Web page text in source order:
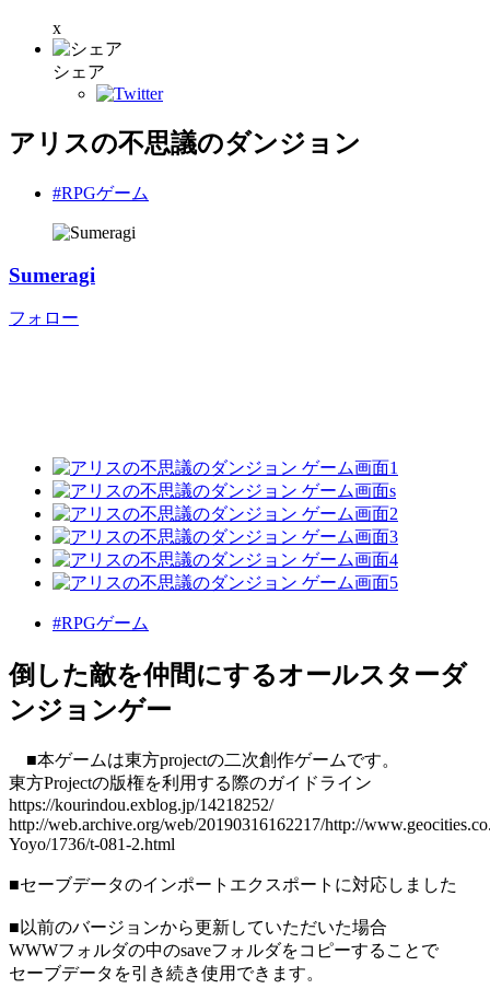
x
シェア
アリスの不思議のダンジョン
#RPGゲーム
Sumeragi
フォロー
#RPGゲーム
倒した敵を仲間にするオールスターダ
ンジョンゲー
■本ゲームは東方projectの二次創作ゲームです。
東方Projectの版権を利用する際のガイドライン
https://kourindou.exblog.jp/14218252/
http://web.archive.org/web/20190316162217/http://
Yoyo/1736/t-081-2.html
■セーブデータのインポートエクスポートに対応しました
■以前のバージョンから更新していただいた場合
WWWフォルダの中のsaveフォルダをコピーすることで
セーブデータを引き続き使用できます。